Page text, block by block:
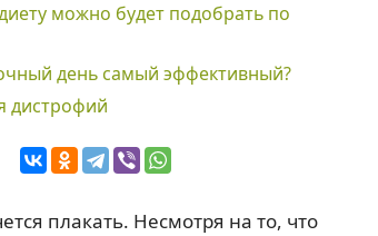
можно будет подобрать по
день самый эффективный?
дистрофий
плакать. Несмотря на то, что